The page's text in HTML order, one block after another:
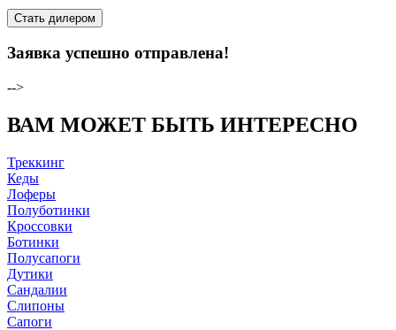
Стать дилером
Заявка успешно отправлена!
-->
ВАМ МОЖЕТ БЫТЬ ИНТЕРЕСНО
Треккинг
Кеды
Лоферы
Полуботинки
Кроссовки
Ботинки
Полусапоги
Дутики
Сандалии
Слипоны
Сапоги